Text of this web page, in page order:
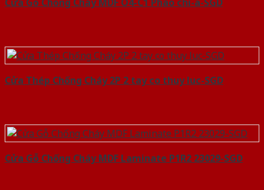
Cửa Thép Chống Cháy 2P 2 tay co thuy luc-SGD
Cửa Gỗ Chống Cháy MDF Laminate P1R2 23029-SGD